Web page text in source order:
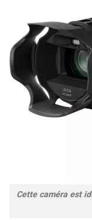
Cette caméra est